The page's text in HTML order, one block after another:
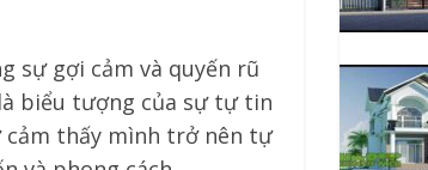
sự gợi cảm và quyến rũ
biểu tượng của sự tự tin
cảm thấy mình trở nên tự